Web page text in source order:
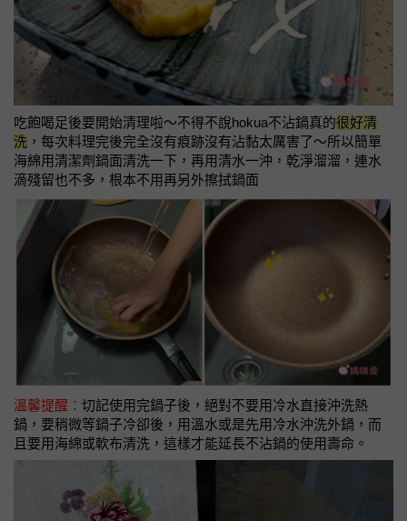
吃飽喝足後要開始清理啦～不得不說hokua不沾鍋真的很好清
洗 ，每次料理完後完全沒有痕跡沒有沾黏太厲害了～所以簡單
海綿用清潔劑鍋面清洗一下，再用清水一沖，乾淨溜溜，連水
滴殘留也不多，根本不用再另外擦拭鍋面
溫馨提醒： 切記使用完鍋子後，絕對不要用冷水直接沖洗熱
鍋，要稍微等鍋子冷卻後，用溫水或是先用冷水沖洗外鍋，而
且要用海綿或軟布清洗，這樣才能延長不沾鍋的使用壽命。